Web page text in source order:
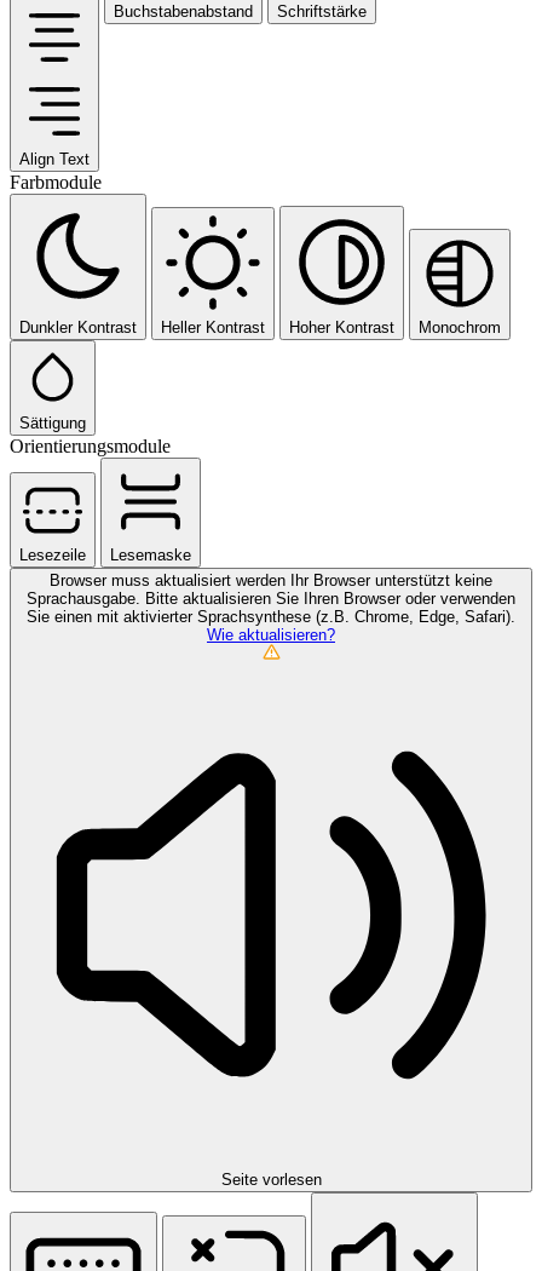
Align Text
Buchstabenabstand Schriftstärke
Farbmodule
Dunkler Kontrast Heller Kontrast Hoher Kontrast Monochrom
Sättigung
Orientierungsmodule
Lesezeile
Lesemaske
Browser muss aktualisiert werden Ihr Browser unterstützt keine
Sprachausgabe. Bitte aktualisieren Sie Ihren Browser oder verwenden
Sie einen mit aktivierter Sprachsynthese (z.B. Chrome, Edge, Safari).
Wie aktualisieren?
Seite vorlesen